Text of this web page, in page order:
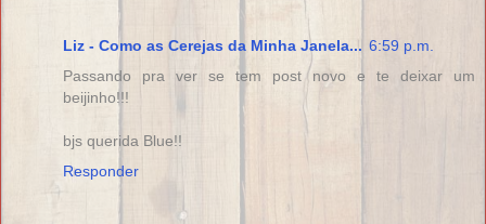
Liz - Como as Cerejas da Minha Janela... 6:59 p.m.
Passando pra ver se tem post novo e te deixar um
beijinho!!!
bjs querida Blue!!
Responder